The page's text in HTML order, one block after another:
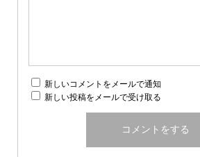
新しいコメントをメールで通知
新しい投稿をメールで受け取る